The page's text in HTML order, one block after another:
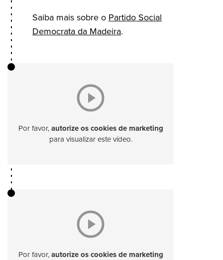
Saiba mais sobre o Partido Social
Democrata da Madeira.
Por favor, autorize os cookies de marketing
para visualizar este vídeo.
Por favor, autorize os cookies de marketing